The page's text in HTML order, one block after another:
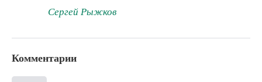
Сергей Рыжков
Комментарии